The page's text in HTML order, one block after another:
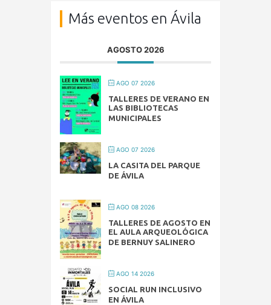
Más eventos en Ávila
AGOSTO 2026
AGO 07 2026
TALLERES DE VERANO EN
LAS BIBLIOTECAS
MUNICIPALES
AGO 07 2026
LA CASITA DEL PARQUE
DE ÁVILA
AGO 08 2026
TALLERES DE AGOSTO EN
EL AULA ARQUEOLÓGICA
DE BERNUY SALINERO
AGO 14 2026
SOCIAL RUN INCLUSIVO
EN ÁVILA